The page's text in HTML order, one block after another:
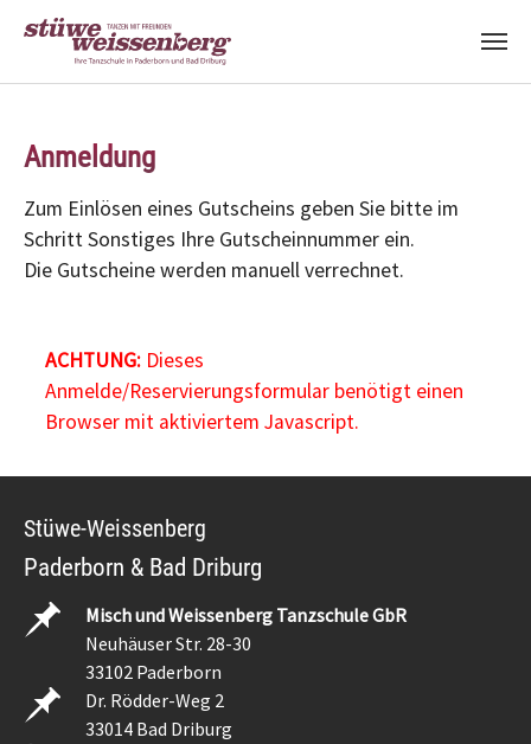
Anmeldung
Zum Einlösen eines Gutscheins geben Sie bitte im
Schritt Sonstiges Ihre Gutscheinnummer ein.
Die Gutscheine werden manuell verrechnet.
ACHTUNG:Dieses
Anmelde/Reservierungsformular benötigt einen
Browser mit aktiviertem Javascript.
Stüwe-Weissenberg
Paderborn & Bad Driburg
Misch und Weissenberg Tanzschule GbR
Neuhäuser Str. 28-30
33102 Paderborn
Dr. Rödder-Weg 2
33014 Bad Driburg